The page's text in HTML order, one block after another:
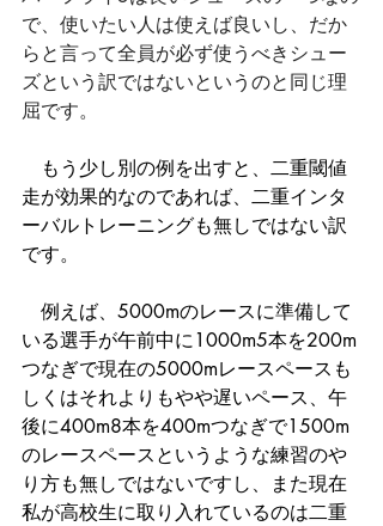
で、使いたい人は使えば良いし、だか
らと言って全員が必ず使うべきシュー
ズという訳ではないというのと同じ理
屈です。
もう少し別の例を出すと、二重閾値
走が効果的なのであれば、二重インタ
ーバルトレーニングも無しではない訳
です。
例えば、5000mのレースに準備して
いる選手が午前中に1000m5本を200m
つなぎで現在の5000mレースペースも
しくはそれよりもやや遅いペース、午
後に400m8本を400mつなぎで1500m
のレースペースというような練習のや
り方も無しではないですし、また現在
私が高校生に取り入れているのは二重